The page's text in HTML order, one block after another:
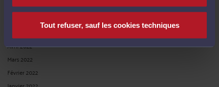
Tout refuser, sauf les cookies techniques
Juillet 2022
Avril 2022
Mars 2022
Février 2022